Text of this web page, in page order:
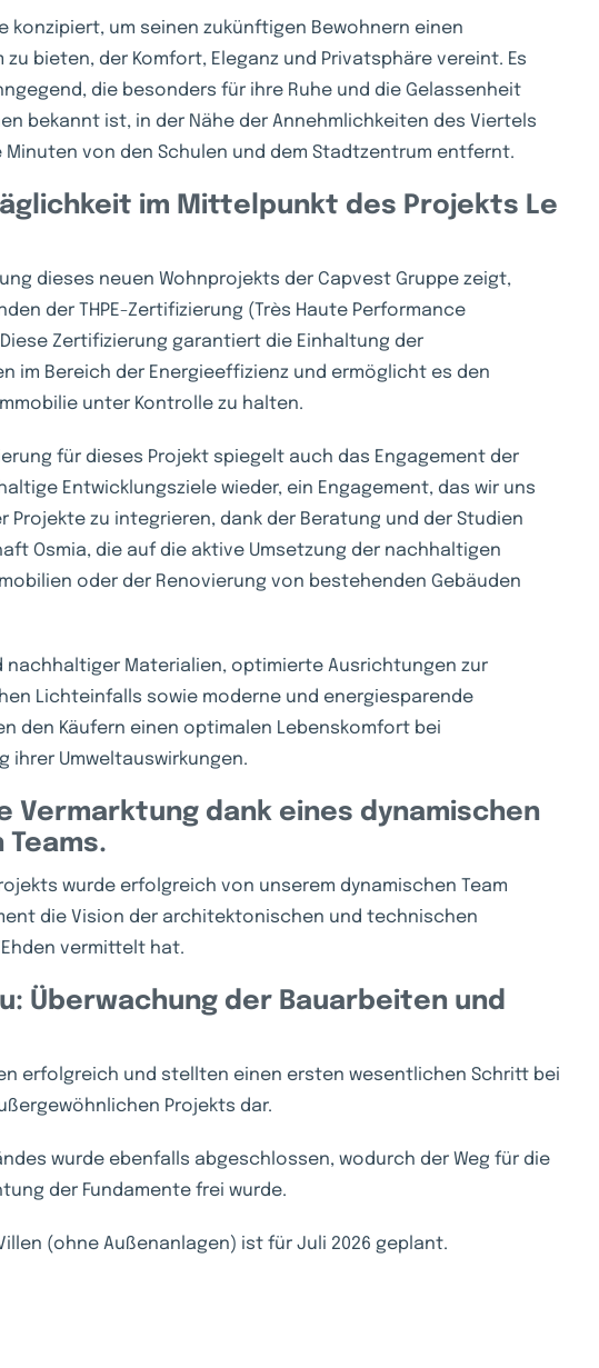
konzipiert, um seinen zukünftigen Bewohnern einen
bieten, der Komfort, Eleganz und Privatsphäre vereint. Es
die besonders für ihre Ruhe und die Gelassenheit
bekannt ist, in der Nähe der Annehmlichkeiten des Viertels
Minuten von den Schulen und dem Stadtzentrum entfernt.
im Mittelpunkt des Projekts Le
dieses neuen Wohnprojekts der Capvest Gruppe zeigt,
der THPE-Zertifizierung (Très Haute Performance
Zertifizierung garantiert die Einhaltung der
im Bereich der Energieeffizienz und ermöglicht es den
unter Kontrolle zu halten.
für dieses Projekt spiegelt auch das Engagement der
Entwicklungsziele wieder, ein Engagement, das wir uns
Projekte zu integrieren, dank der Beratung und der Studien
Osmia, die auf die aktive Umsetzung der nachhaltigen
oder der Renovierung von bestehenden Gebäuden
nachhaltiger Materialien, optimierte Ausrichtungen zur
Lichteinfalls sowie moderne und energiesparende
den Käufern einen optimalen Lebenskomfort bei
ihrer Umweltauswirkungen.
Vermarktung dank eines dynamischen
wurde erfolgreich von unserem dynamischen Team
die Vision der architektonischen und technischen
vermittelt hat.
Überwachung der Bauarbeiten und
erfolgreich und stellten einen ersten wesentlichen Schritt bei
Projekts dar.
wurde ebenfalls abgeschlossen, wodurch der Weg für die
der Fundamente frei wurde.
(ohne Außenanlagen) ist für Juli 2026 geplant.